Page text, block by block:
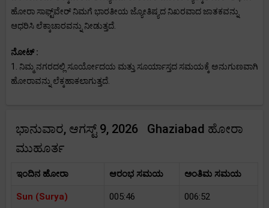
ಹೋರಾ ಸಾಫ್ಟ್‌ವೇರ್ ನಿಮಗೆ ಭಾರತೀಯ ಜ್ಯೋತಿಷ್ಯದ ನಿಖರವಾದ ಜಾತಕವನ್ನು
ಆಧರಿಸಿ ಲೆಕ್ಕಾಚಾರವನ್ನು ನೀಡುತ್ತದೆ.
ನೋಟ್ :
1. ನಿಮ್ಮ ನಗರದಲ್ಲಿ ಸೂರ್ಯೋದಯ ಮತ್ತು ಸೂರ್ಯಾಸ್ತದ ಸಮಯಕ್ಕೆ ಅನುಗುಣವಾಗಿ
ಹೋರಾವನ್ನು ಲೆಕ್ಕಹಾಕಲಾಗುತ್ತದೆ.
ಭಾನುವಾರ, ಆಗಸ್ಟ್ 9, 2026 Ghaziabad ಹೋರಾ
ಮುಹೂರ್ತ
ಇಂದಿನ ಹೋರಾ ಆರಂಭ ಸಮಯ ಅಂತಿಮ ಸಮಯ
Sun (Surya) 005:46 006:52